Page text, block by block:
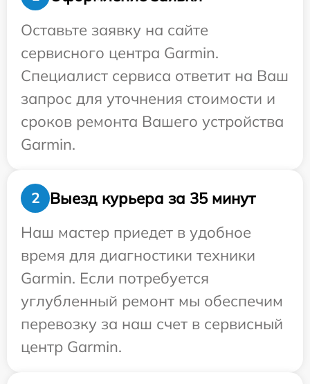
Оставьте заявку на сайте
сервисного центра Garmin.
Специалист сервиса ответит на Ваш
запрос для уточнения стоимости и
сроков ремонта Вашего устройства
Garmin.
2
Выезд курьера за 35 минут
Наш мастер приедет в удобное
время для диагностики техники
Garmin. Если потребуется
углубленный ремонт мы обеспечим
перевозку за наш счет в сервисный
центр Garmin.